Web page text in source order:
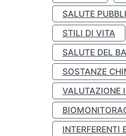
SALUTE
STILI DI VITA
SALUTE DEL
SOSTANZE
VALUTAZIONE
INTERFERENTI